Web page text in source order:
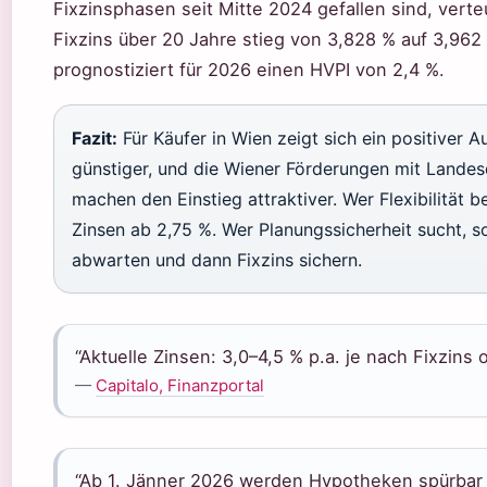
Fixzinsphasen seit Mitte 2024 gefallen sind,
Fixzins über 20 Jahre stieg von 3,828 % auf 3,962
prognostiziert für 2026 einen HVPI von 2,4 %.
Fazit: Für Käufer in Wien zeigt sich ein positiver
günstiger, und die Wiener Förderungen mit
machen den Einstieg attraktiver. Wer Flexibilität
Zinsen ab 2,75 %. Wer Planungssicherheit sucht,
abwarten und dann Fixzins sichern.
“Aktuelle Zinsen: 3,0–4,5 % p.a. je nach Fixzins
— Capitalo, Finanzportal
“Ab 1. Jänner 2026 werden Hypotheken